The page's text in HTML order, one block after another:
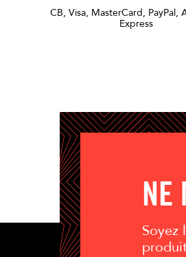
CB, Visa, MasterCard, PayPal,
Express
NE
Soyez